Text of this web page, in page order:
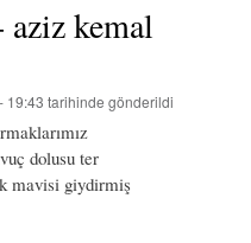
aziz kemal
19:43 tarihinde gönderildi
dolusu ter
mavisi giydirmiş